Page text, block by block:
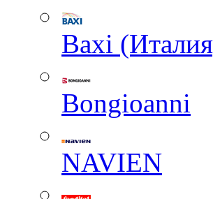
Baxi
Вongioanni
NAVIEN